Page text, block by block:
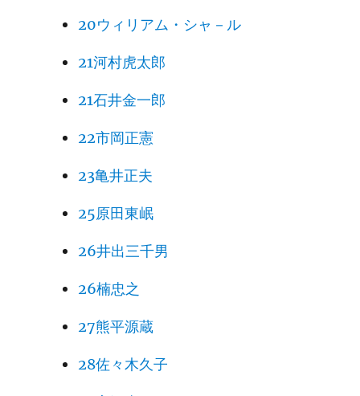
20ウィリアム・シャ－ル
21河村虎太郎
21石井金一郎
22市岡正憲
23亀井正夫
25原田東岷
26井出三千男
26楠忠之
27熊平源蔵
28佐々木久子